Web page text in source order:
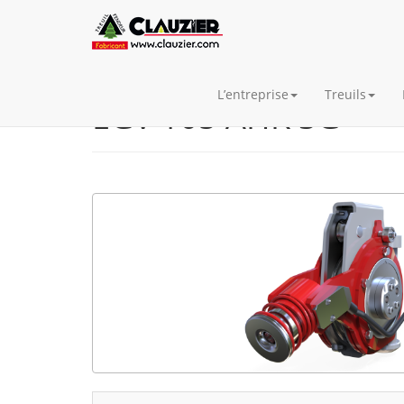
L’entreprise Treuils
EGV 105 AHK SG